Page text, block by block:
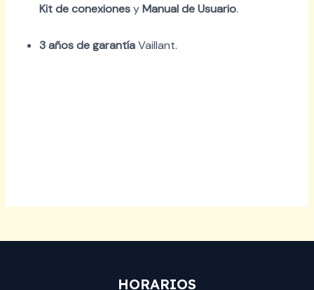
Kit de conexionesyManual de Usuario.
3 años de garantíaVaillant.
HORARIOS